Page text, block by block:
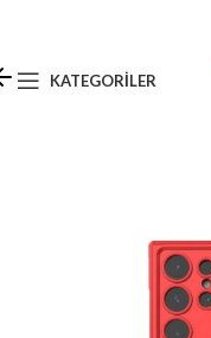
KATEGORILER